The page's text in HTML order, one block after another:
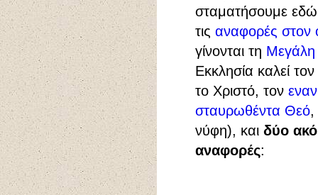
σταματήσουμε
τις αναφορές στον
γίνονται τη
Εκκλησία καλεί
το Χριστό, τον
σταυρωθέντα Θεό,
νύφη), και δύο
αναφορές: